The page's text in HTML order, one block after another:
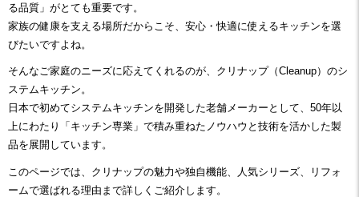
る品質」がとても重要です。
家族の健康を支える場所だからこそ、安心・快適に使えるキッチンを選
びたいですよね。
そんなご家庭のニーズに応えてくれるのが、クリナップ（Cleanup）のシ
ステムキッチン。
日本で初めてシステムキッチンを開発した老舗メーカーとして、50年以
上にわたり「キッチン専業」で積み重ねたノウハウと技術を活かした製
品を展開しています。
このページでは、クリナップの魅力や独自機能、人気シリーズ、リフォ
ームで選ばれる理由まで詳しくご紹介します。